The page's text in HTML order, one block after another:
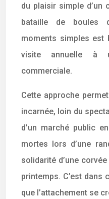
du plaisir simple d’un
bataille de boules
moments simples est
visite annuelle à
commerciale.
Cette approche
incarnée, loin du
d’un marché public
mortes lors d’une
solidarité d’une
printemps. C’est dans
que l’attachement se